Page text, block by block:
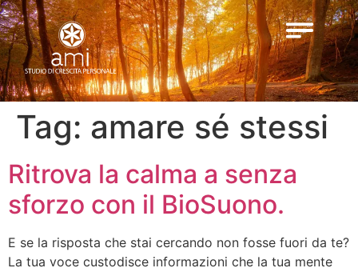
Tag: amare sé stessi
Ritrova la calma a senza
sforzo con il BioSuono.
E se la risposta che stai cercando non fosse fuori da te?
La tua voce custodisce informazioni che la tua mente